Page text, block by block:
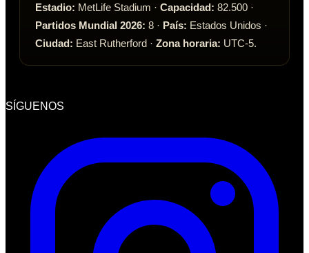
Estadio: MetLife Stadium · Capacidad: 82.500 ·
Partidos Mundial 2026: 8 · País: Estados Unidos ·
Ciudad: East Rutherford · Zona horaria: UTC-5.
SÍGUENOS